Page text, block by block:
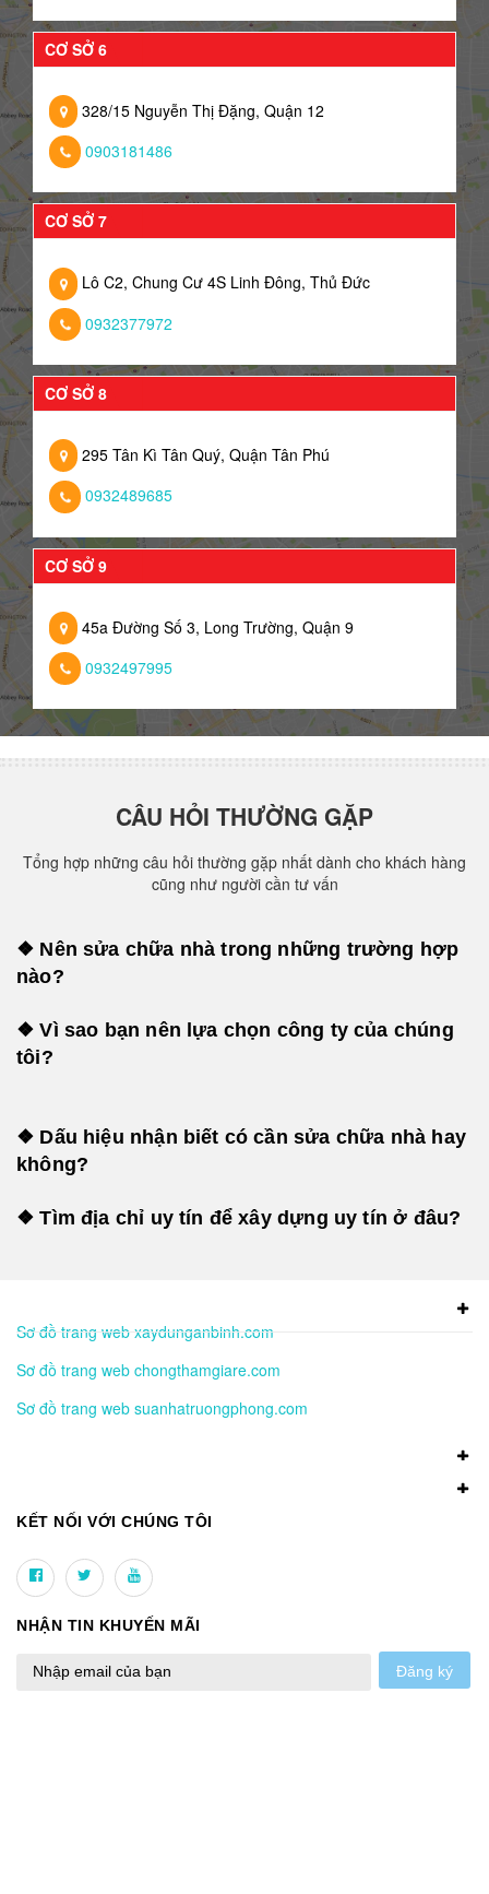
CƠ SỞ 6
328/15 Nguyễn Thị Đặng, Quận 12
0903181486
CƠ SỞ 7
Lô C2, Chung Cư 4S Linh Đông, Thủ Đức
0932377972
CƠ SỞ 8
295 Tân Kì Tân Quý, Quận Tân Phú
0932489685
CƠ SỞ 9
45a Đường Số 3, Long Trường, Quận 9
0932497995
CÂU HỎI THƯỜNG GẶP
Tổng hợp những câu hỏi thường gặp nhất dành cho khách hàng
cũng như người cần tư vấn
❖ Nên sửa chữa nhà trong những trường hợp
nào?
❖ Vì sao bạn nên lựa chọn công ty của chúng
tôi?
❖ Dấu hiệu nhận biết có cần sửa chữa nhà hay
không?
❖ Tìm địa chỉ uy tín để xây dựng uy tín ở đâu?
Sơ đồ trang web xaydunganbinh.com
Sơ đồ trang web chongthamgiare.com
Sơ đồ trang web suanhatruongphong.com
KẾT NỐI VỚI CHÚNG TÔI
NHẬN TIN KHUYẾN MÃI
Đăng ký